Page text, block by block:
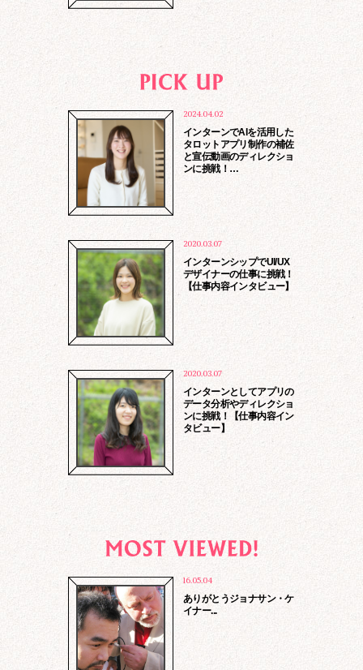
2024.04.02
インターンでAIを活用した
タロットアプリ制作の補佐
と宣伝動画のディレクショ
ンに挑戦！…
2020.03.07
インターンシップでUI/UX
デザイナーの仕事に挑戦！
【仕事内容インタビュー】
2020.03.07
インターンとしてアプリの
データ分析やディレクショ
ンに挑戦！【仕事内容イン
タビュー】
16.05.04
ありがとうジョナサン・ケ
イナー...